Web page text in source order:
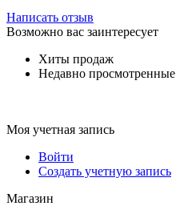
Написать отзыв
Возможно вас заинтересует
Хиты продаж
Недавно просмотренные
Моя учетная запись
Войти
Создать учетную запись
Магазин